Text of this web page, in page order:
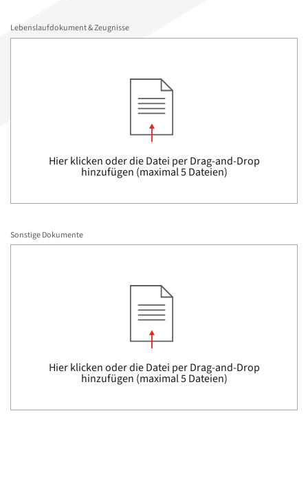
Lebenslaufdokument & Zeugnisse
Hier klicken oder die Datei per Drag-and-Drop
hinzufügen (maximal 5 Dateien)
Sonstige Dokumente
Hier klicken oder die Datei per Drag-and-Drop
hinzufügen (maximal 5 Dateien)